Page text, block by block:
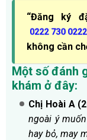
“Đăng ký
0222 730 0222
không cần
Một số đánh
khám ở đây:
Chị Hoài A
ngoài ý
hay bỏ, may